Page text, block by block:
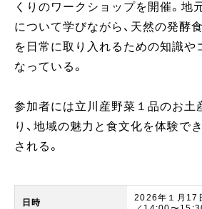
くりのワークショップを開催。地
について学びながら、天然の発酵
を日常に取り入れるための知識や
なっている。
参加者には立川産野菜１品のお土
り、地域の魅力と食文化を体験で
される。
日時
2026年１月17